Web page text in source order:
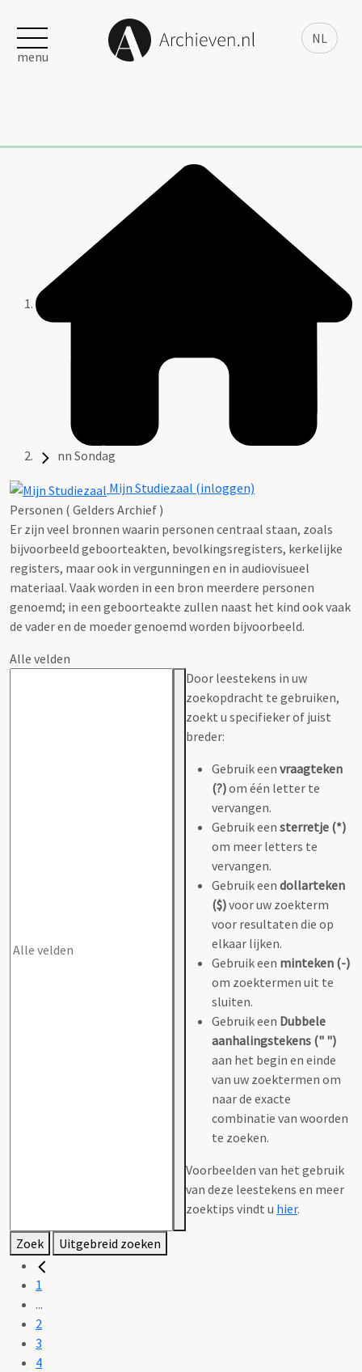
NL
menu
nn Sondag
Mijn Studiezaal (inloggen)
Personen ( Gelders Archief )
Er zijn veel bronnen waarin personen centraal staan, zoals
bijvoorbeeld geboorteakten, bevolkingsregisters, kerkelijke
registers, maar ook in vergunningen en in audiovisueel
materiaal. Vaak worden in een bron meerdere personen
genoemd; in een geboorteakte zullen naast het kind ook vaak
de vader en de moeder genoemd worden bijvoorbeeld.
Alle velden
Door leestekens in uw
zoekopdracht te gebruiken,
zoekt u specifieker of juist
breder:
Gebruik een vraagteken
(?)om één letter te
vervangen.
Gebruik een sterretje (*)
om meer letters te
vervangen.
Gebruik een dollarteken
($)voor uw zoekterm
voor resultaten die op
elkaar lijken.
Gebruik een minteken (-)
om zoektermen uit te
sluiten.
Gebruik een Dubbele
aanhalingstekens (" ")
aan het begin en einde
van uw zoektermen om
naar de exacte
combinatie van woorden
te zoeken.
Voorbeelden van het gebruik
van deze leestekens en meer
zoektips vindt u hier.
Zoek Uitgebreid zoeken
1
...
2
3
4